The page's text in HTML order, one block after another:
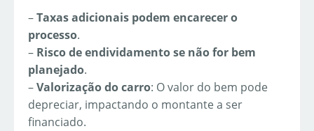
–Taxas adicionais podem encarecer o
processo.
– Risco de endividamento se não for bem
planejado.
–Valorização do carro: O valor do bem pode
depreciar, impactando o montante a ser
financiado.